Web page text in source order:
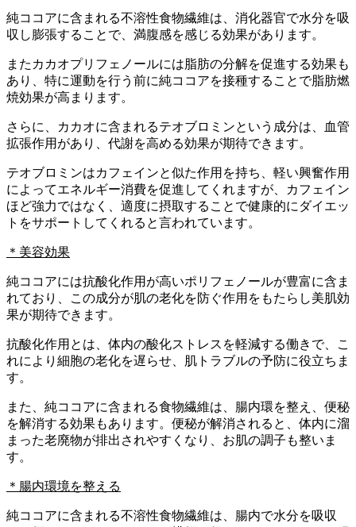
純ココアに含まれる不溶性食物繊維は、消化器官で水分を吸
収し膨張することで、満腹感を感じる効果があります。
またカカオプリフェノールには脂肪の分解を促進する効果も
あり、特に運動を行う前に純ココアを接種することで脂肪燃
焼効果が高まります。
さらに、カカオに含まれるテオブロミンという成分は、血管
拡張作用があり、代謝を高める効果が期待できます。
テオブロミンはカフェインと似た作用を持ち、軽い興奮作用
によってエネルギー消費を促進してくれますが、カフェイン
ほど強力ではなく、適度に摂取することで健康的にダイエッ
トをサポートしてくれると言われています。
＊美容効果
純ココアには抗酸化作用が高いポリフェノールが豊富に含ま
れており、この成分が肌の老化を防ぐ作用をもたらし美肌効
果が期待できます。
抗酸化作用とは、体内の酸化ストレスを軽減する働きで、こ
れにより細胞の老化を遅らせ、肌トラブルの予防に役立ちま
す。
また、純ココアに含まれる食物繊維は、腸内環を整え、便秘
を解消する効果もあります。便秘が解消されると、体内に溜
まった老廃物が排出されやすくなり、お肌の調子も整いま
す。
＊腸内環境を整える
純ココアに含まれる不溶性食物繊維は、腸内で水分を吸収